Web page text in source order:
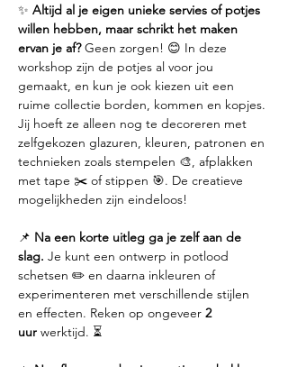
✨ Altijd al je eigen unieke servies of potjes
willen hebben, maar schrikt het maken
ervan je af? Geen zorgen! 😊 In deze
workshop zijn de potjes al voor jou
gemaakt, en kun je ook kiezen uit een
ruime collectie borden, kommen en kopjes.
Jij hoeft ze alleen nog te decoreren met
zelfgekozen glazuren, kleuren, patronen en
technieken zoals stempelen 🎨, afplakken
met tape ✂️ of stippen 🎯. De creatieve
mogelijkheden zijn eindeloos!
📌 Na een korte uitleg ga je zelf aan de
slag. Je kunt een ontwerp in potlood
schetsen ✏️ en daarna inkleuren of
experimenteren met verschillende stijlen
en effecten. Reken op ongeveer 2
uur werktijd. ⏳